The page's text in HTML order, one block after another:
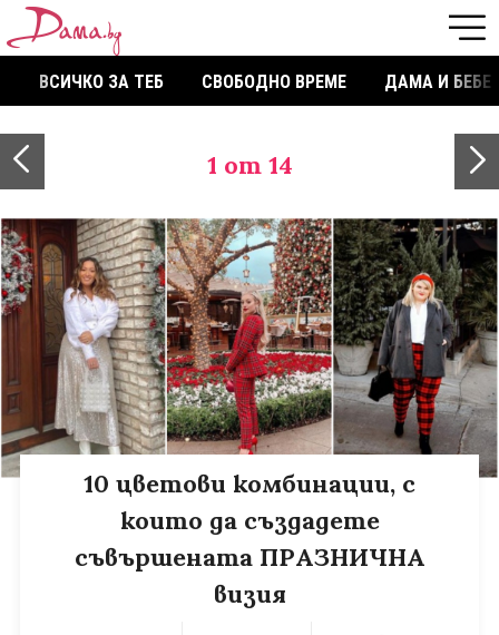
ВСИЧКО ЗА ТЕБ СВОБОДНО ВРЕМЕ ДАМА И БЕБЕ
1 от 14
10 цветови комбинации, с
които да създадете
съвършената ПРАЗНИЧНА
визия